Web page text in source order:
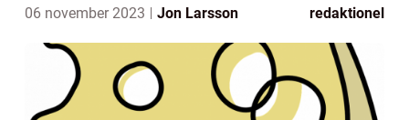
06 november 2023 Jon Larsson redaktionel